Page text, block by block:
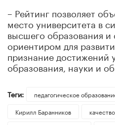
– Рейтинг позволяет
место университета в
высшего образования
ориентиром для
признание достижений
образования, науки и
Теги: педагогическое
Кирилл Баранников